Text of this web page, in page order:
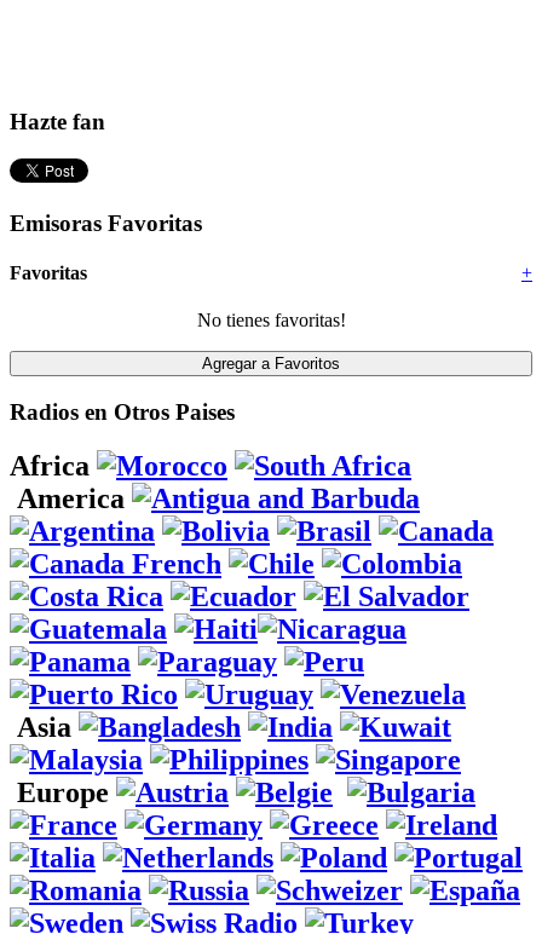
Hazte fan
Emisoras Favoritas
+
Favoritas
No tienes favoritas!
Radios en Otros Paises
Africa
America
Asia
Europe